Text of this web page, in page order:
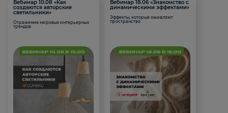
Вебинар 10.08 «Как
создаются авторские
светильники»
Отражение мировых интерьерных
трендов
Вебинар 18.06 «Знакомство с
динамическими эффектами»
Эффекты, которые оживляют
пространство